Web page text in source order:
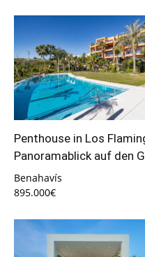
Penthouse in Los
Panoramablick auf den
Benahavís
895.000€